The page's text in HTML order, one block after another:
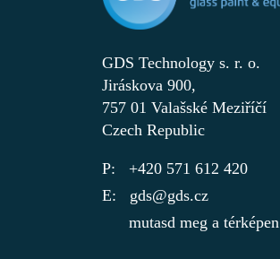
GDS Technology s. r. o.
Jiráskova 900,
757 01 Valašské Meziříčí
Czech Republic
+420 571 612 420
gds@gds.cz
mutasd meg a térképen